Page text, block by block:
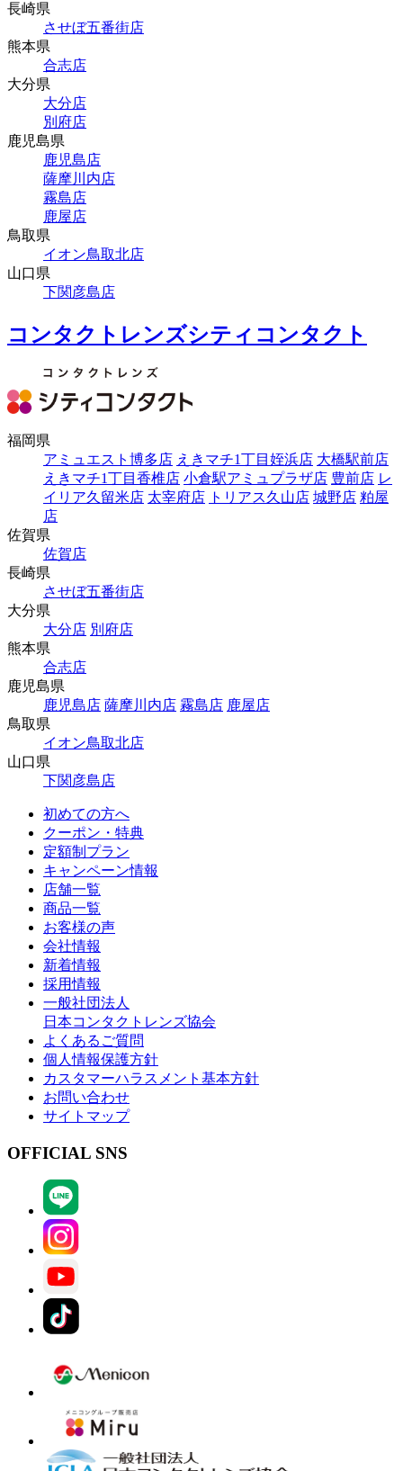
長崎県
させぼ五番街店
熊本県
合志店
大分県
大分店
別府店
鹿児島県
鹿児島店
薩摩川内店
霧島店
鹿屋店
鳥取県
イオン鳥取北店
山口県
下関彦島店
コンタクトレンズシティコンタクト
福岡県
アミュエスト博多店 えきマチ1丁目姪浜店 大橋駅前店
えきマチ1丁目香椎店 小倉駅アミュプラザ店 豊前店 レ
イリア久留米店 太宰府店 トリアス久山店 城野店 粕屋
店
佐賀県
佐賀店
長崎県
させぼ五番街店
大分県
大分店 別府店
熊本県
合志店
鹿児島県
鹿児島店 薩摩川内店 霧島店 鹿屋店
鳥取県
イオン鳥取北店
山口県
下関彦島店
初めての方へ
クーポン・特典
定額制プラン
キャンペーン情報
店舗一覧
商品一覧
お客様の声
会社情報
新着情報
採用情報
一般社団法人
日本コンタクトレンズ協会
よくあるご質問
個人情報保護方針
カスタマーハラスメント基本方針
お問い合わせ
サイトマップ
OFFICIAL SNS